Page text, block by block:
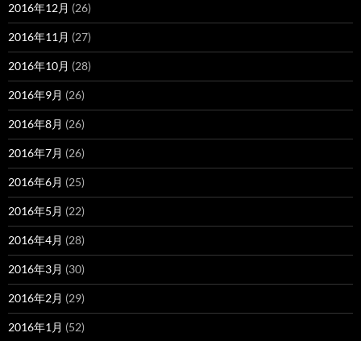
2016年12月 (26)
2016年11月 (27)
2016年10月 (28)
2016年9月 (26)
2016年8月 (26)
2016年7月 (26)
2016年6月 (25)
2016年5月 (22)
2016年4月 (28)
2016年3月 (30)
2016年2月 (29)
2016年1月 (52)